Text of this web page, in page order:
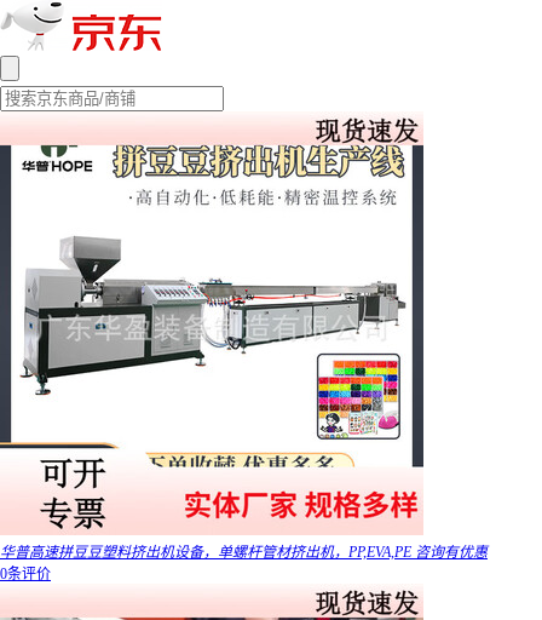
华普高速拼豆豆塑料挤出机设备，单螺杆管材挤出机，PP,EVA,PE 咨询有优惠
0条评价